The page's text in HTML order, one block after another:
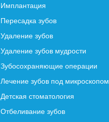
Имплантация
Пересадка зубов
Удаление зубов
Удаление зубов мудрости
Зубосохраняющие операции
Лечение зубов под микроскопом
Детская стоматология
Отбеливание зубов